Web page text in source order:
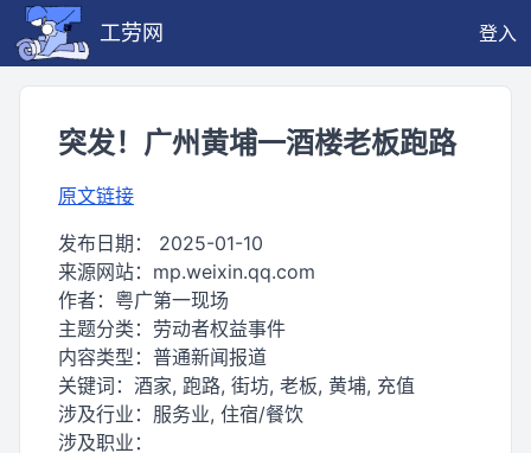
工劳网 登入
突发！广州黄埔一酒楼老板跑路
原文链接
发布日期： 2025-01-10
来源网站： mp.weixin.qq.com
作者： 粤广第一现场
主题分类： 劳动者权益事件
内容类型： 普通新闻报道
关键词： 酒家, 跑路, 街坊, 老板, 黄埔, 充值
涉及行业： 服务业, 住宿/餐饮
涉及职业：